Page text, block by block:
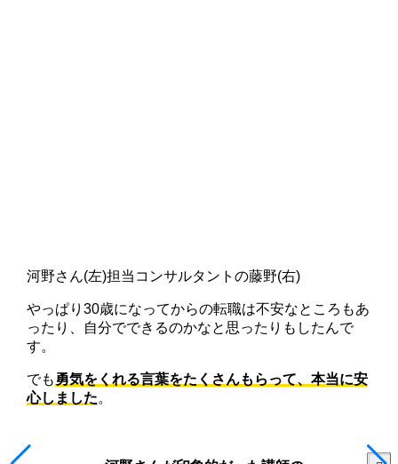
河野さん(左)担当コンサルタントの藤野(右)
やっぱり30歳になってからの転職は不安なところもあ
ったり、自分でできるのかなと思ったりもしたんで
す。
でも 勇気をくれる言葉をたくさんもらって、本当に安
心しました。